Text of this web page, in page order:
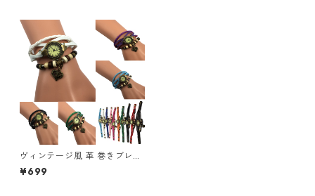
ヴィンテージ風 革 巻きブレス
レット 腕時計 レディース チャ
ーム付き アンティーク調 ハー
¥699